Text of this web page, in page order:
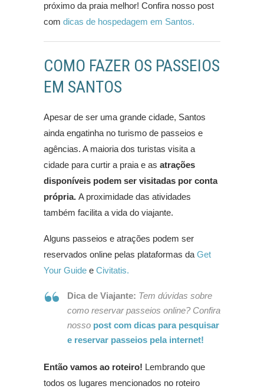
próximo da praia melhor! Confira nosso post
com dicas de hospedagem em Santos.
COMO FAZER OS PASSEIOS
EM SANTOS
Apesar de ser uma grande cidade, Santos
ainda engatinha no turismo de passeios e
agências. A maioria dos turistas visita a
cidade para curtir a praia e as atrações
disponíveis podem ser visitadas por conta
própria. A proximidade das atividades
também facilita a vida do viajante.
Alguns passeios e atrações podem ser
reservados online pelas plataformas da Get
Your Guide e Civitatis.
Dica de Viajante: Tem dúvidas sobre
como reservar passeios online? Confira
nosso post com dicas para pesquisar
e reservar passeios pela internet!
Então vamos ao roteiro! Lembrando que
todos os lugares mencionados no roteiro